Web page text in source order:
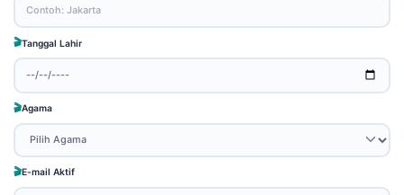
Tanggal Lahir
Agama
E-mail Aktif